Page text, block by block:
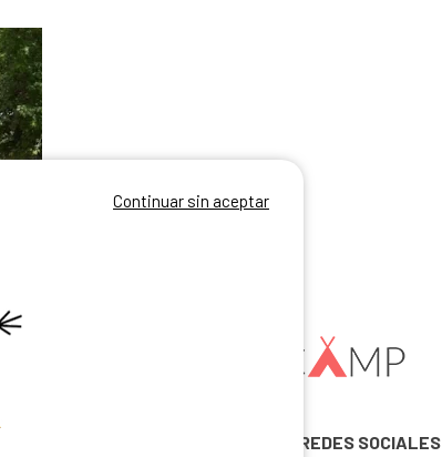
SÍGUENOS EN LAS REDES SOCIALES
Continuar sin aceptar